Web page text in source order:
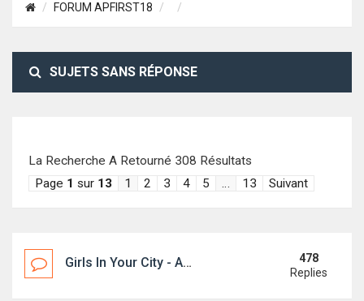
FORUM APFIRST18
SUJETS SANS RÉPONSE
La Recherche A Retourné 308 Résultats
Page 1 sur 13 1 2 3 4 5 … 13 Suivant
Girls In Your City - Anonymous Casual Dating - No Selfie
478
Replies